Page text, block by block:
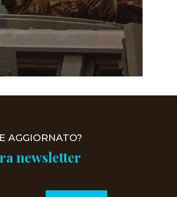
AGGIORNATO?
newsletter